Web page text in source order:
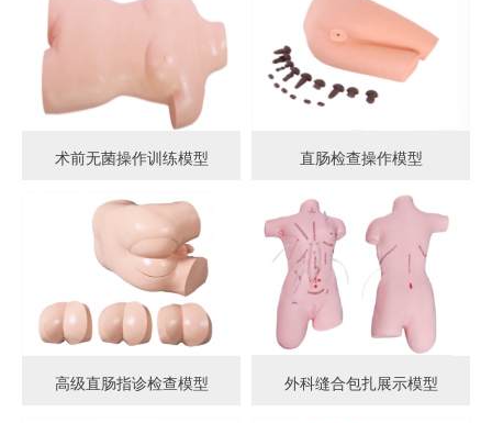
术前无菌操作训练模型 直肠检查操作模型
高级直肠指诊检查模型 外科缝合包扎展示模型